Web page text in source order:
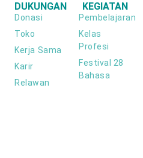
DUKUNGAN
Donasi
Toko
Kerja Sama
Karir
Relawan
KEGIATAN
Pembelajaran
Kelas
Profesi
Festival 28
Bahasa